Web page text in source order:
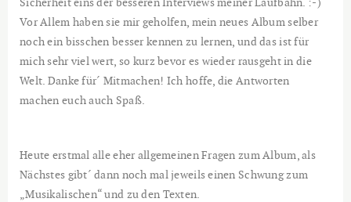
Vor Allem haben sie mir geholfen, mein neues Album selber
noch ein bisschen besser kennen zu lernen, und das ist für
mich sehr viel wert, so kurz bevor es wieder rausgeht in die
Welt. Danke für´ Mitmachen! Ich hoffe, die Antworten
machen euch auch Spaß.
Heute erstmal alle eher allgemeinen Fragen zum Album, als
Nächstes gibt´ dann noch mal jeweils einen Schwung zum
„Musikalischen“ und zu den Texten.